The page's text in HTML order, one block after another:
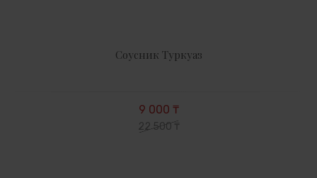
Соусник Туркуаз
9 000 ₸
22 500 ₸